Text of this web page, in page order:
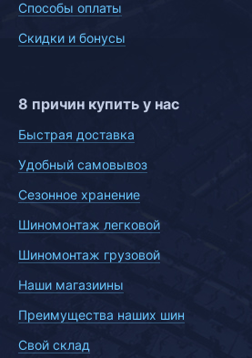
Способы оплаты
Скидки и бонусы
8 причин купить у нас
Быстрая доставка
Удобный самовывоз
Сезонное хранение
Шиномонтаж легковой
Шиномонтаж грузовой
Наши магазиины
Преимущества наших шин
Свой склад